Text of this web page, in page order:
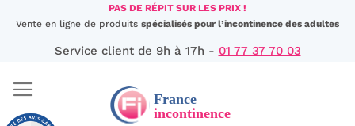
Aller
au
PAS DE RÉPIT SUR LES PRIX !
Vente en ligne de produits spécialisés pour l’incontinence des adultes
Service client de 9h à 17h - 01 77 37 70 03